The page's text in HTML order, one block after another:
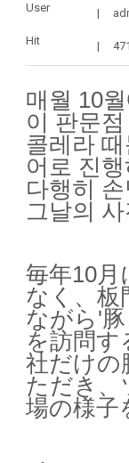
User |
Hit |
매월 10
이 판문
콜레라
어로 진
다행히
그날의
毎年10月
なく、板
ながら'
を訪問
社だけの
ただき、
場の様子